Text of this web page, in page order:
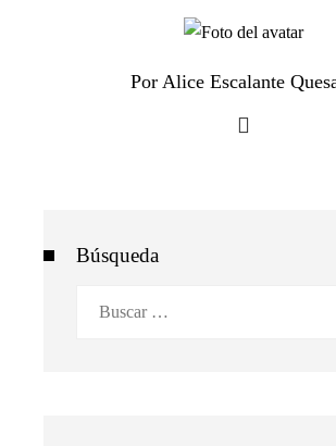
Por Alice Escalante
Búsqueda